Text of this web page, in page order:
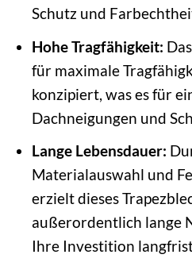
Schutz und
Hohe Tragfähigkeit:
für maximale
konzipiert, was es für
Dachneigungen und
Lange Lebensdauer:
Materialauswahl und
erzielt dieses
außerordentlich lange
Ihre Investition